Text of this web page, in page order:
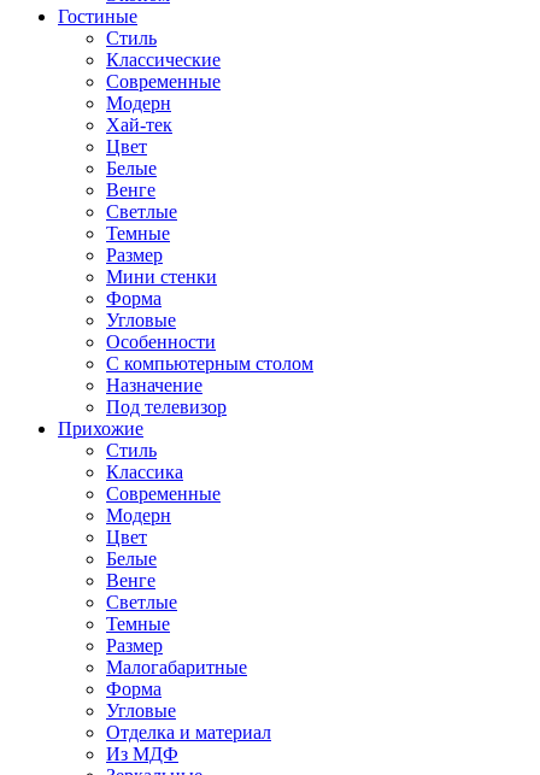
Гостиные
Стиль
Классические
Современные
Модерн
Хай-тек
Цвет
Белые
Венге
Светлые
Темные
Размер
Мини стенки
Форма
Угловые
Особенности
С компьютерным столом
Назначение
Под телевизор
Прихожие
Стиль
Классика
Современные
Модерн
Цвет
Белые
Венге
Светлые
Темные
Размер
Малогабаритные
Форма
Угловые
Отделка и материал
Из МДФ